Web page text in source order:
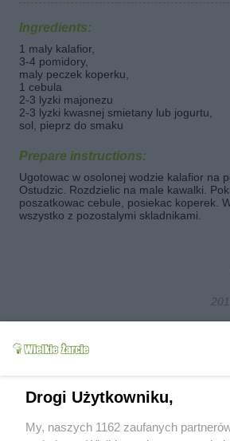
Ingredients:
1 maly kalafior,
3-4 pomidory,
maly peczek koperku,
1 cebula
2-3 lyzki majonezu
2-3 lyzki kwasnej smietany lub jogurtu,
sol, pieprz do smaku
Prepare instructions:
Ugotowac w osolonej wodzie kalafior na
Ostudzic. Rozdzielic na male kawalki.
poszatkowac cebule, posiekac koperek.
wszystko z pozostalymi skladnikami.
Follow author
Drogi Użytkowniku,
My, naszych 1162 zaufanych